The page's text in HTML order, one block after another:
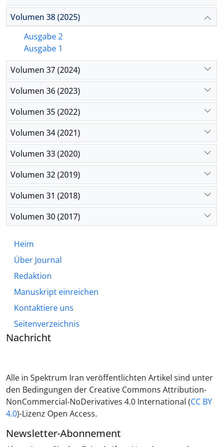
Volumen 38 (2025)
Ausgabe 2
Ausgabe 1
Volumen 37 (2024)
Volumen 36 (2023)
Volumen 35 (2022)
Volumen 34 (2021)
Volumen 33 (2020)
Volumen 32 (2019)
Volumen 31 (2018)
Volumen 30 (2017)
Heim
Über Journal
Redaktion
Manuskript einreichen
Kontaktiere uns
Seitenverzeichnis
Nachricht
Alle in Spektrum Iran veröffentlichten Artikel sind unter
den Bedingungen der Creative Commons Attribution-
NonCommercial-NoDerivatives 4.0 International (CC BY
4.0)-Lizenz Open Access.
Newsletter-Abonnement